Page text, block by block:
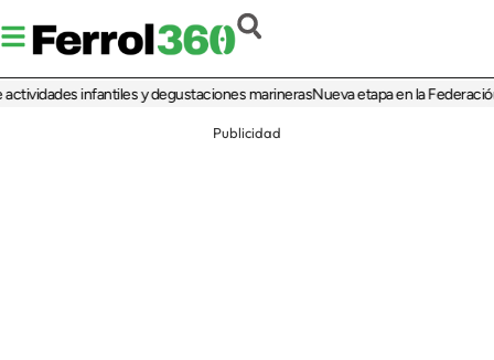
infantiles y degustaciones marinerasNueva etapa en la Federación de
Publicidad